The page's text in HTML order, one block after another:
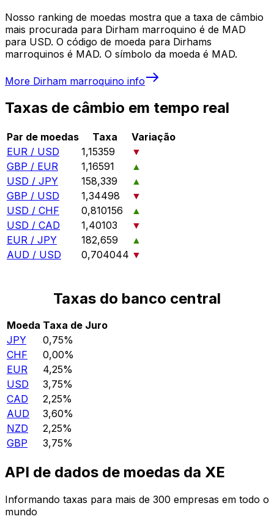
Nosso ranking de moedas mostra que a taxa de câmbio
mais procurada para Dirham marroquino é de MAD
para USD. O código de moeda para Dirhams
marroquinos é MAD. O símbolo da moeda é MAD.
More Dirham marroquino info
Taxas de câmbio em tempo real
Par de moedas Taxa
Variação
EUR / USD
1,15359
▼
GBP / EUR
1,16591
▲
USD / JPY
158,339
▲
GBP / USD
1,34498
▼
USD / CHF
0,810156
▲
USD / CAD
1,40103
▼
EUR / JPY
182,659
▲
AUD / USD
0,704044 ▼
Taxas do banco central
Moeda Taxa de Juro
JPY
0,75%
CHF
0,00%
EUR
4,25%
USD
3,75%
CAD
2,25%
AUD
3,60%
NZD
2,25%
GBP
3,75%
API de dados de moedas da XE
Informando taxas para mais de 300 empresas em todo o
mundo